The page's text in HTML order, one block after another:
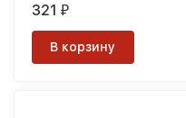
321₽
В корзину